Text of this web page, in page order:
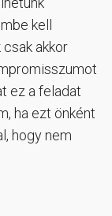
kell
akkor
ez a feladat
ha ezt önként
hogy nem